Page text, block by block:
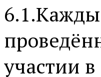
участии